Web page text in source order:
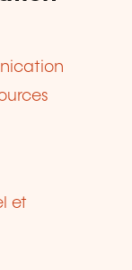
et